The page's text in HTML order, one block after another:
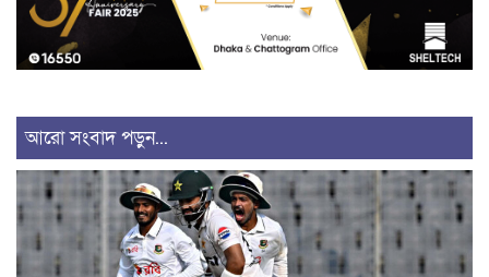
আরো সংবাদ পড়ুন...